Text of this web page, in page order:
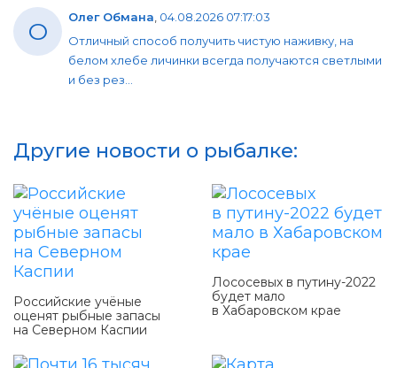
О Олег Обмана, 04.08.2026 07:17:03
Отличный способ получить чистую наживку, на
белом хлебе личинки всегда получаются светлыми
и без рез...
Другие новости о рыбалке:
Российские учёные
оценят рыбные запасы
на Северном Каспии
Лососевых в путину-2022
будет мало
в Хабаровском крае